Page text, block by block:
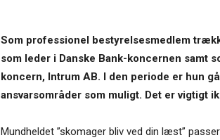
Som professionel bestyrelsesmedlem
som leder i Danske Bank-koncernen samt
koncern, Intrum AB. I den periode er hun
ansvarsområder som muligt. Det er vigtigt
Mundheldet ”skomager bliv ved din læst”